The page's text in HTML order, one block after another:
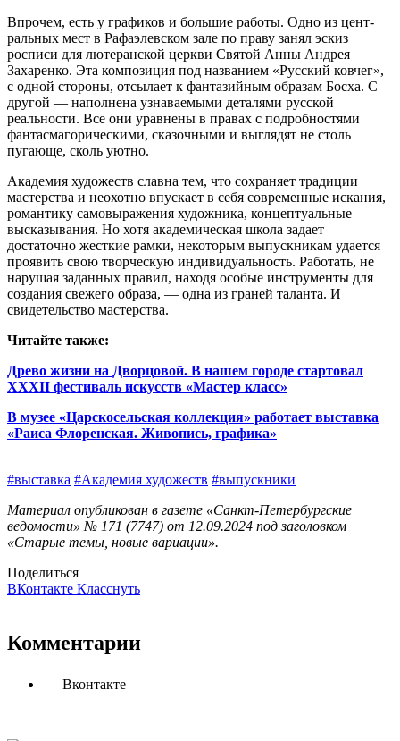
Впрочем, есть у графиков и большие работы. Одно из цент­
ральных мест в Рафаэлевском зале по праву занял эскиз
росписи для лютеранской церкви Святой Анны Андрея
Захаренко. Эта композиция под названием «Русский ковчег»,
с одной стороны, отсылает к фантазийным образам Босха. С
другой — наполнена узнаваемыми деталями русской
реальности. Все они уравнены в правах с подробностями
фантасмагорическими, сказочными и выглядят не столь
пугающе, сколь уютно.
Академия художеств славна тем, что сохраняет традиции
мастерства и неохотно впускает в себя современные искания,
романтику самовыражения художника, концептуальные
высказывания. Но хотя академическая школа задает
достаточно жесткие рамки, некоторым выпускникам удается
проявить свою творческую индивидуальность. Работать, не
нарушая заданных правил, находя особые инструменты для
создания свежего образа, — одна из граней таланта. И
свидетельство мастерства.
Читайте также:
Древо жизни на Дворцовой. В нашем городе стартовал
XXXII фестиваль искусств «Мастер класс»
В музее «Царскосельская коллекция» работает выставка
«Раиса Флоренская. Живопись, графика»
#выставка #Академия художеств #выпускники
Материал опубликован в газете «Санкт-Петербургские
ведомости» № 171 (7747) от 12.09.2024 под заголовком
«Старые темы, новые вариации».
Поделиться
ВКонтакте Класснуть
Комментарии
Вконтакте